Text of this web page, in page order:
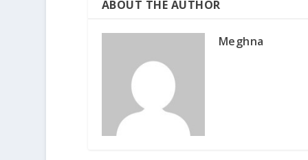
ABOUT THE AUTHOR
Meghna